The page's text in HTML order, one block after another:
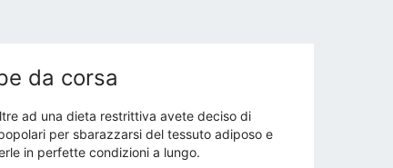
da corsa
ad una dieta restrittiva avete deciso di
per sbarazzarsi del tessuto adiposo e
in perfette condizioni a lungo.